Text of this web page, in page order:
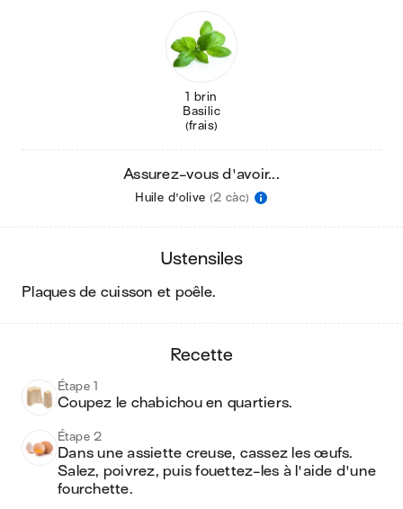
1 brin
Basilic
(frais)
Assurez-vous d'avoir...
Huile d'olive (2 càc)
ustensiles
plaques de cuisson et poêle.
recette
Étape 1
Coupez le chabichou en quartiers.
Étape 2
Dans une assiette creuse, cassez les œufs.
Salez, poivrez, puis fouettez-les à l'aide d'une
fourchette.